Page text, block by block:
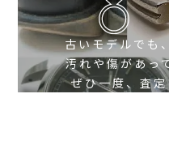
古いモデルでも
汚れや傷があっ
ぜひ一度、査